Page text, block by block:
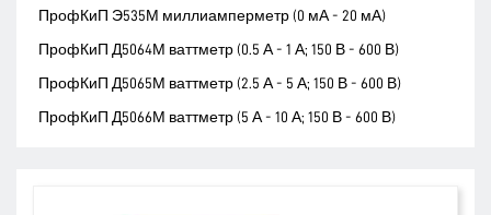
ПрофКиП Э535М миллиамперметр (0 мА - 20 мА)
ПрофКиП Д5064М ваттметр (0.5 А - 1 А; 150 В - 600 В)
ПрофКиП Д5065М ваттметр (2.5 А - 5 А; 150 В - 600 В)
ПрофКиП Д5066М ваттметр (5 А - 10 А; 150 В - 600 В)